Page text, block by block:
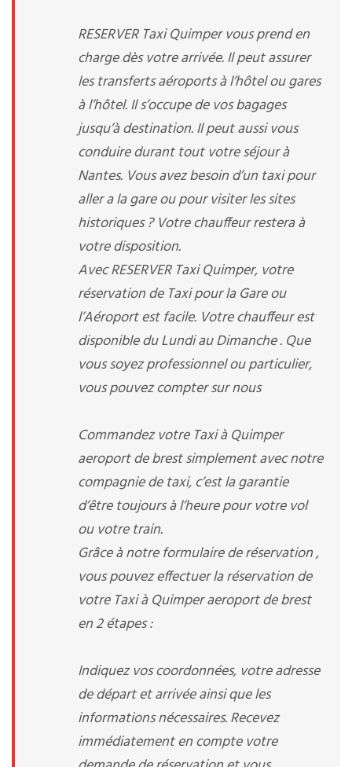
RESERVER Taxi Quimper vous prend en
charge dès votre arrivée. Il peut assurer
les transferts aéroports à l’hôtel ou gares
à l’hôtel. Il s’occupe de vos bagages
jusqu’à destination. Il peut aussi vous
conduire durant tout votre séjour à
Nantes. Vous avez besoin d’un taxi pour
aller a la gare ou pour visiter les sites
historiques ? Votre chauffeur restera à
votre disposition.
Avec RESERVER Taxi Quimper, votre
réservation de Taxi pour la Gare ou
l’Aéroport est facile. Votre chauffeur est
disponible du Lundi au Dimanche . Que
vous soyez professionnel ou particulier,
vous pouvez compter sur nous
Commandez votre Taxi à Quimper
aeroport de brest simplement avec notre
compagnie de taxi, c’est la garantie
d’être toujours à l’heure pour votre vol
ou votre train.
Grâce à notre formulaire de réservation ,
vous pouvez effectuer la réservation de
votre Taxi à Quimper aeroport de brest
en 2 étapes :
Indiquez vos coordonnées, votre adresse
de départ et arrivée ainsi que les
informations nécessaires. Recevez
immédiatement en compte votre